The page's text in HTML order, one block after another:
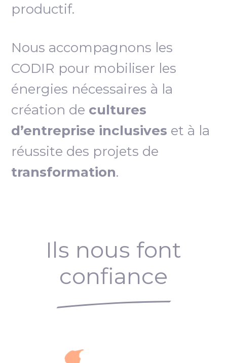
productif.
Nous accompagnons les
CODIR pour mobiliser les
énergies nécessaires à la
création de cultures
d’entreprise inclusives et à la
réussite des projets de
transformation.
Ils nous font
confiance